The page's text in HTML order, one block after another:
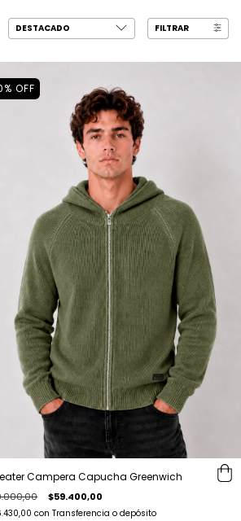
FILTRAR
%OFF
Campera Capucha Greenwich
$59.400,00
con Transferencia o depósito